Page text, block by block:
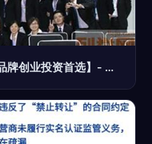
【(1图)e票天下-中国票务代理第一品牌创业投资首选】- 南京列举网